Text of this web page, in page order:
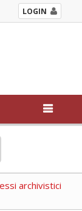
LOGIN
archivistici